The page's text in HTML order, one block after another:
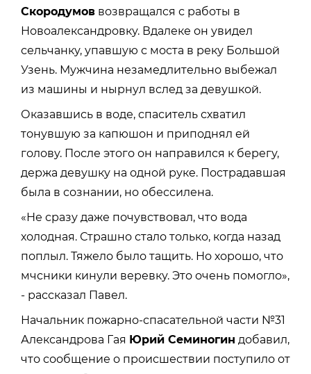
Скородумов возвращался с работы в
Новоалександровку. Вдалеке он увидел
сельчанку, упавшую с моста в реку Большой
Узень. Мужчина незамедлительно выбежал
из машины и нырнул вслед за девушкой.
Оказавшись в воде, спаситель схватил
тонувшую за капюшон и приподнял ей
голову. После этого он направился к берегу,
держа девушку на одной руке. Пострадавшая
была в сознании, но обессилена.
«Не сразу даже почувствовал, что вода
холодная. Страшно стало только, когда назад
поплыл. Тяжело было тащить. Но хорошо, что
мчсники кинули веревку. Это очень помогло»,
- рассказал Павел.
Начальник пожарно-спасательной части №31
Александрова Гая Юрий Семиногин добавил,
что сообщение о происшествии поступило от